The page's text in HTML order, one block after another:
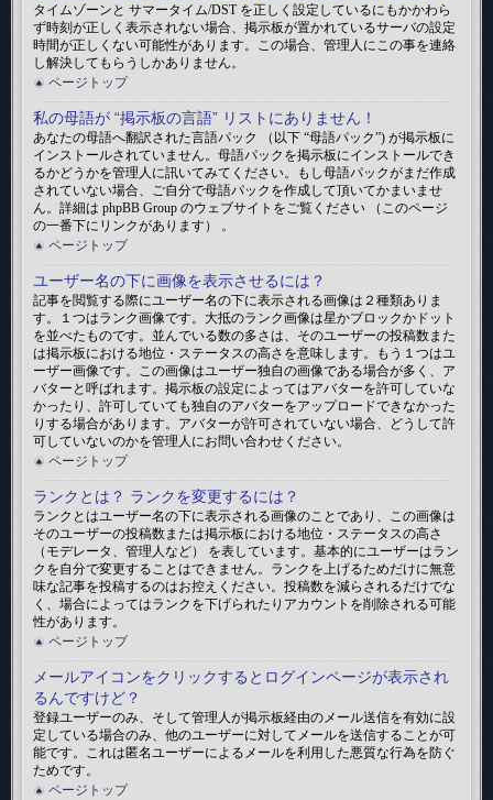
タイムゾーンと サマータイム/DST を正しく設定しているにもかかわら
ず時刻が正しく表示されない場合、掲示板が置かれているサーバの設定
時間が正しくない可能性があります。この場合、管理人にこの事を連絡
し解決してもらうしかありません。
ページトップ
私の母語が “掲示板の言語” リストにありません！
あなたの母語へ翻訳された言語パック （以下 “母語パック”) が掲示板に
インストールされていません。母語パックを掲示板にインストールでき
るかどうかを管理人に訊いてみてください。もし母語パックがまだ作成
されていない場合、ご自分で母語パックを作成して頂いてかまいませ
ん。詳細は phpBB Group のウェブサイトをご覧ください （このページ
の一番下にリンクがあります） 。
ページトップ
ユーザー名の下に画像を表示させるには？
記事を閲覧する際にユーザー名の下に表示される画像は２種類ありま
す。１つはランク画像です。大抵のランク画像は星かブロックかドット
を並べたものです。並んでいる数の多さは、そのユーザーの投稿数また
は掲示板における地位・ステータスの高さを意味します。もう１つはユ
ーザー画像です。この画像はユーザー独自の画像である場合が多く、ア
バターと呼ばれます。掲示板の設定によってはアバターを許可していな
かったり、許可していても独自のアバターをアップロードできなかった
りする場合があります。アバターが許可されていない場合、どうして許
可していないのかを管理人にお問い合わせください。
ページトップ
ランクとは？ ランクを変更するには？
ランクとはユーザー名の下に表示される画像のことであり、この画像は
そのユーザーの投稿数または掲示板における地位・ステータスの高さ
（モデレータ、管理人など） を表しています。基本的にユーザーはラン
クを自分で変更することはできません。ランクを上げるためだけに無意
味な記事を投稿するのはお控えください。投稿数を減らされるだけでな
く、場合によってはランクを下げられたりアカウントを削除される可能
性があります。
ページトップ
メールアイコンをクリックするとログインページが表示され
るんですけど？
登録ユーザーのみ、そして管理人が掲示板経由のメール送信を有効に設
定している場合のみ、他のユーザーに対してメールを送信することが可
能です。これは匿名ユーザーによるメールを利用した悪質な行為を防ぐ
ためです。
ページトップ